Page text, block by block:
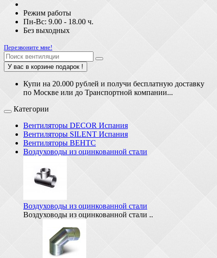
Режим работы
Пн-Вс: 9.00 - 18.00 ч.
Без выходных
Перезвоните мне!
У вас в корзине подарок !
Купи на 20.000 рублей и получи бесплатную доставку
по Москве или до Транспортной компании...
Категории
Вентиляторы DECOR Испания
Вентиляторы SILENT Испания
Вентиляторы ВЕНТС
Воздуховоды из оцинкованной стали
Воздуховоды из оцинкованной стали
Воздуховоды из оцинкованной стали ..